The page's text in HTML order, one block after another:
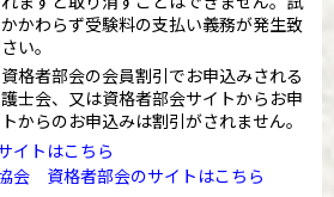
かわらず受験料の支払い義務が発生致
い。
格者部会の会員割引でお申込みされる
士会、又は資格者部会サイトからお申
からのお申込みは割引がされません。
イトはこちら
会 資格者部会のサイトはこちら